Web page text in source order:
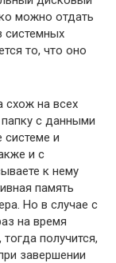
можно отдать
системных
то, что оно
схож на всех
с данными
системе и
и с
к нему
память
Но в случае с
на время
получится,
завершении